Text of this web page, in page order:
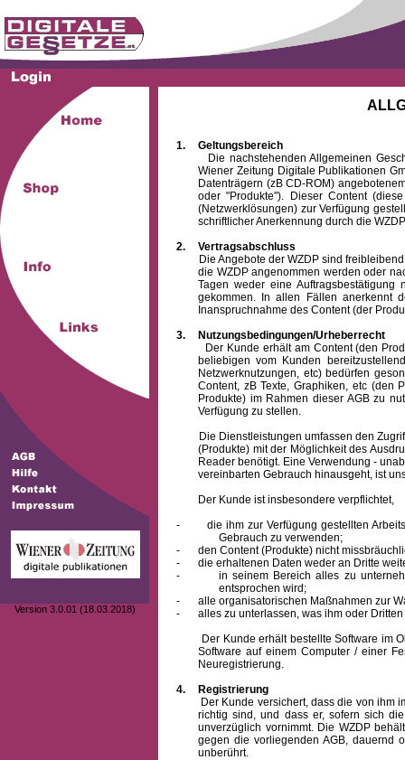
Version 3.0.01 (18.03.2018)
1.
Geltungsbereich
Die nachstehenden Allgemeinen
Wiener Zeitung Digitale Publikationen
Datenträgern (zB CD-ROM)
oder "Produkte"). Dieser Content
(Netzwerklösungen) zur Verfügung
schriftlicher Anerkennung durch die
2.
Vertragsabschluss
Die Angebote der WZDP sind freibleibend.
die WZDP angenommen werden oder
Tagen weder eine
gekommen. In allen Fällen anerkennt
Inanspruchnahme des Content (der
3.
Nutzungsbedingungen/Urheberrecht
Der Kunde erhält am Content (den
beliebigen vom Kunden
Netzwerknutzungen, etc) bedürfen
Content, zB Texte, Graphiken, etc (den
Produkte) im Rahmen dieser AGB zu
Verfügung zu stellen.
Die Dienstleistungen umfassen den Zugriff
(Produkte) mit der Möglichkeit des
Reader benötigt. Eine Verwendung -
vereinbarten Gebrauch hinausgeht, ist
Der Kunde ist insbesondere verpflichtet,
-
die ihm zur Verfügung gestellten
Gebrauch zu verwenden;
-
den Content (Produkte) nicht
-
die erhaltenen Daten weder an Dritte
-
in seinem Bereich alles zu
entsprochen wird;
-
alle organisatorischen Maßnahmen zur
-
alles zu unterlassen, was ihm oder
Der Kunde erhält bestellte Software im
Software auf einem Computer / einer
Neuregistrierung.
4.
Registrierung
Der Kunde versichert, dass die von ihm
richtig sind, und dass er, sofern sich
unverzüglich vornimmt. Die WZDP
gegen die vorliegenden AGB, dauernd
unberührt.